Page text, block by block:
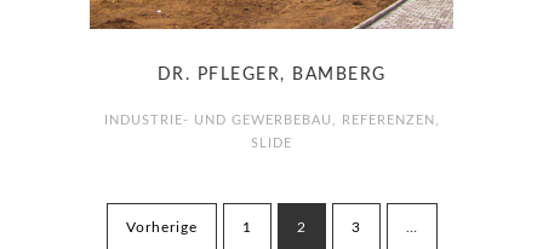
DR. PFLEGER, BAMBERG
INDUSTRIE- UND GEWERBEBAU REFERENZEN
SLIDE
Beitragsnavigation
Vorherige 1 2 3